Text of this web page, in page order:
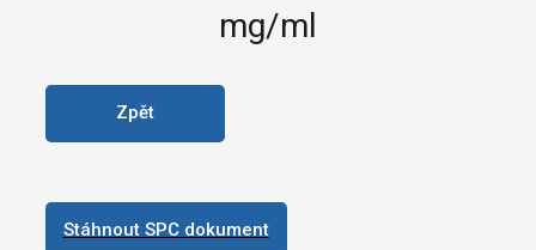
mg/ml
Zpět
Stáhnout SPC dokument